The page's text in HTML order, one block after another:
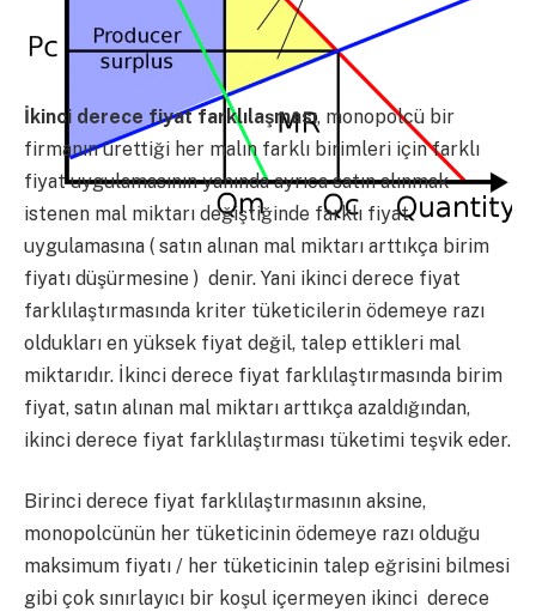
İkinci derece fiyat farklılaşması, monopolcü bir
firmanın ürettiği her malın farklı birimleri için farklı
fiyat uygulamasının yanında ayrıca satın alınmak
istenen mal miktarı değiştiğinde farklı fiyat
uygulamasına ( satın alınan mal miktarı arttıkça birim
fiyatı düşürmesine ) denir. Yani ikinci derece fiyat
farklılaştırmasında kriter tüketicilerin ödemeye razı
oldukları en yüksek fiyat değil, talep ettikleri mal
miktarıdır. İkinci derece fiyat farklılaştırmasında birim
fiyat, satın alınan mal miktarı arttıkça azaldığından,
ikinci derece fiyat farklılaştırması tüketimi teşvik eder.
Birinci derece fiyat farklılaştırmasının aksine,
monopolcünün her tüketicinin ödemeye razı olduğu
maksimum fiyatı / her tüketicinin talep eğrisini bilmesi
gibi çok sınırlayıcı bir koşul içermeyen ikinci derece